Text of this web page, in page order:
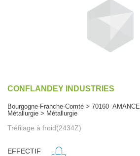
CONFLANDEY INDUSTRIES
Bourgogne-Franche-Comté > 70160 AMANCE
Métallurgie > Métallurgie
Tréfilage à froid(2434Z)
EFFECTIF